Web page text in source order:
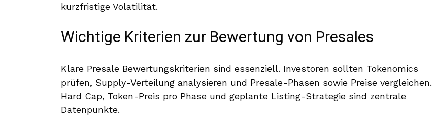
kurzfristige Volatilität.
Wichtige Kriterien zur Bewertung von Presales
Klare Presale Bewertungskriterien sind essenziell. Investoren sollten Tokenomics
prüfen, Supply-Verteilung analysieren und Presale-Phasen sowie Preise vergleichen.
Hard Cap, Token-Preis pro Phase und geplante Listing-Strategie sind zentrale
Datenpunkte.